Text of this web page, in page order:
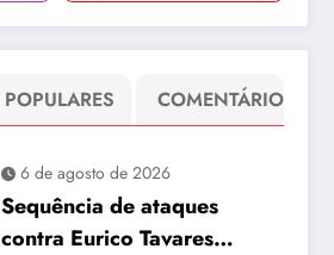
POPULARES COMENTÁRIO
6 de agosto de 2026
Sequência de ataques
contra Eurico Tavares